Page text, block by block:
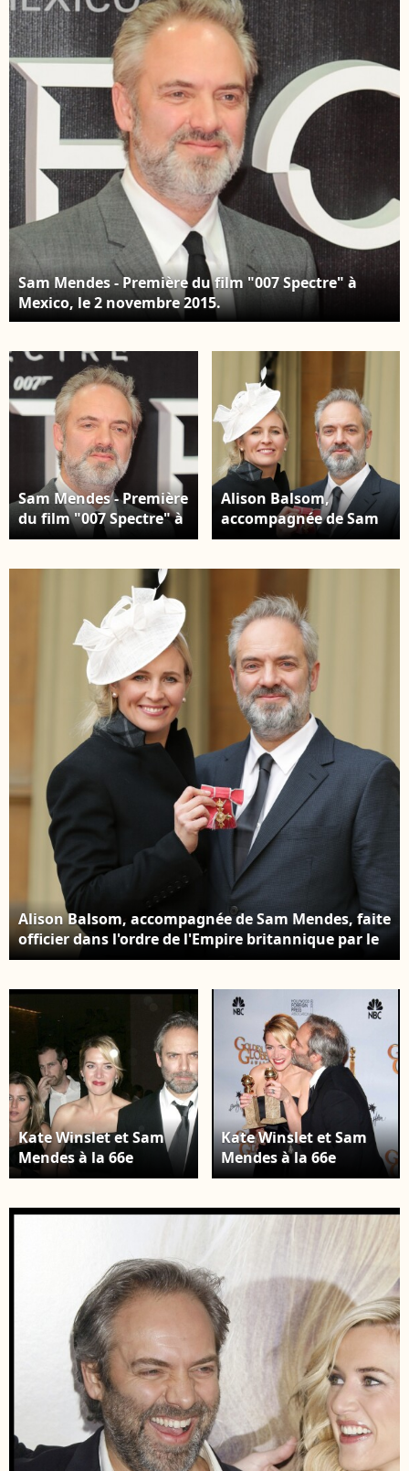
Sam Mendes - Première du film "007 Spectre" à
Mexico, le 2 novembre 2015.
Sam Mendes - Première
du film "007 Spectre" à
Mexico, le 2 novembre
Alison Balsom,
accompagnée de Sam
Mendes, faite officier
prince Charles au
cours d'une cérémonie
organisée à
Buckingham Palace,
Londres, le 18
novembre 2016.
Alison Balsom, accompagnée de Sam Mendes, faite
officier dans l'ordre de l'Empire britannique par le
prince Charles au cours d'une cérémonie organisée
Kate Winslet et Sam
Mendes à la 66e
cérémonie des Golden
le 11 janvier 2009.
Kate Winslet et Sam
Mendes à la 66e
cérémonie des Golden
le 11 janvier 2009.